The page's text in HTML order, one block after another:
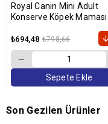
Royal Canin Mini Adult
Konserve Köpek Maması
₺694,48 ₺798,66
Sepete Ekle
Son Gezilen Ürünler